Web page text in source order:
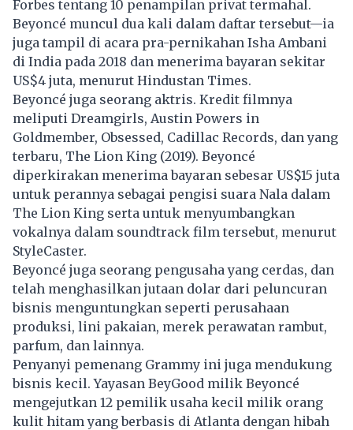
Forbes tentang 10 penampilan privat termahal.
Beyoncé muncul dua kali dalam daftar tersebut—ia
juga tampil di acara pra-pernikahan Isha Ambani
di India pada 2018 dan menerima bayaran sekitar
US$4 juta, menurut Hindustan Times.
Beyoncé juga seorang aktris. Kredit filmnya
meliputi Dreamgirls, Austin Powers in
Goldmember, Obsessed, Cadillac Records, dan yang
terbaru, The Lion King (2019). Beyoncé
diperkirakan menerima bayaran sebesar US$15 juta
untuk perannya sebagai pengisi suara Nala dalam
The Lion King serta untuk menyumbangkan
vokalnya dalam soundtrack film tersebut, menurut
StyleCaster.
Beyoncé juga seorang pengusaha yang cerdas, dan
telah menghasilkan jutaan dolar dari peluncuran
bisnis menguntungkan seperti perusahaan
produksi, lini pakaian, merek perawatan rambut,
parfum, dan lainnya.
Penyanyi pemenang Grammy ini juga mendukung
bisnis kecil. Yayasan BeyGood milik Beyoncé
mengejutkan 12 pemilik usaha kecil milik orang
kulit hitam yang berbasis di Atlanta dengan hibah